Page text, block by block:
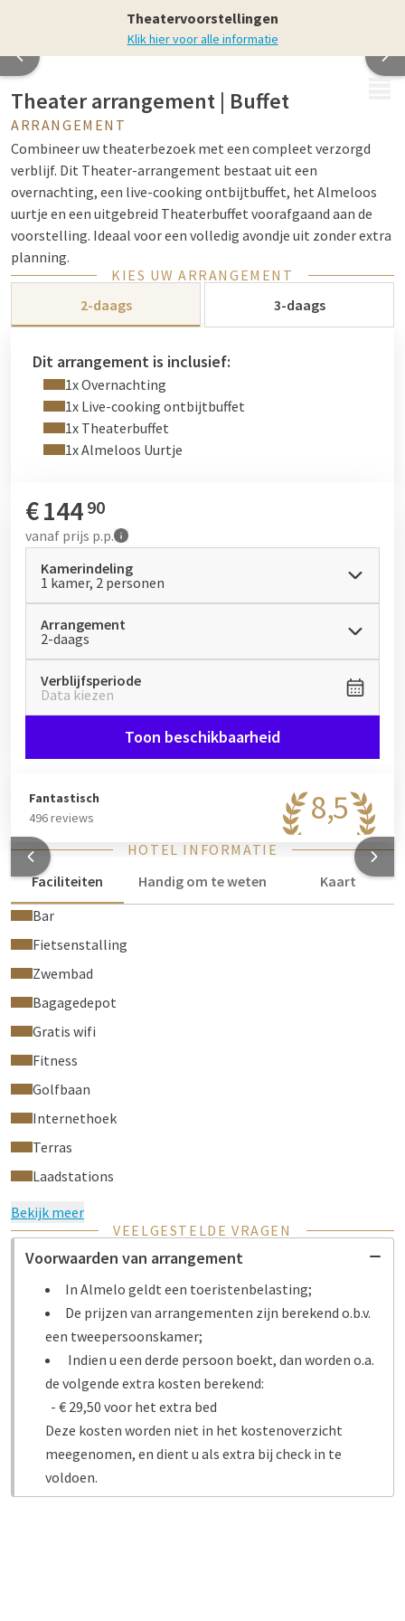
Theatervoorstellingen
Klik hier voor alle informatie
Theater arrangement | Buffet
ARRANGEMENT
Combineer uw theaterbezoek met een compleet verzorgd
verblijf. Dit Theater-arrangement bestaat uit een
overnachting, een live-cooking ontbijtbuffet, het Almeloos
uurtje en een uitgebreid Theaterbuffet voorafgaand aan de
voorstelling. Ideaal voor een volledig avondje uit zonder extra
planning.
dienen zelf bijgeboekt te worden via de organisator van de
voorstelling.
KIES UW ARRANGEMENT
2-daags
3-daags
Dit arrangement is inclusief:
1x Overnachting
1x Live-cooking ontbijtbuffet
1x Theaterbuffet
1x Almeloos Uurtje
€144 90
vanaf prijs p.p.
Kamerindeling
1 kamer, 2 personen
Arrangement
2-daags
Verblijfsperiode
Data kiezen
Toon beschikbaarheid
8,5
Fantastisch
496 reviews
HOTEL INFORMATIE
Faciliteiten
Handig om te weten
Kaart
Bar
Fietsenstalling
Zwembad
Bagagedepot
Gratis wifi
Fitness
Golfbaan
Internethoek
Terras
Laadstations
Bekijk meer
VEELGESTELDE VRAGEN
Voorwaarden van arrangement
In Almelo geldt een toeristenbelasting;
De prijzen van arrangementen zijn berekend o.b.v.
een tweepersoonskamer;
Indien u een derde persoon boekt, dan worden o.a.
de volgende extra kosten berekend:
- € 29,50 voor het extra bed
Deze kosten worden niet in het kostenoverzicht
meegenomen, en dient u als extra bij check in te
voldoen.